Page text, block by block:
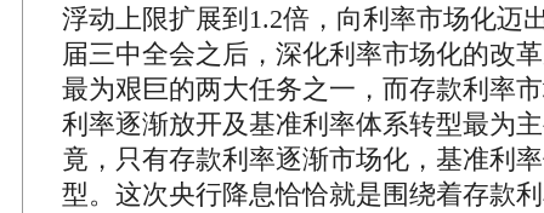
浮动上限扩展到1.2倍，向利率市场化迈
届三中全会之后，深化利率市场化的改
最为艰巨的两大任务之一，而存款利率
利率逐渐放开及基准利率体系转型最为
竟，只有存款利率逐渐市场化，基准利
型。这次央行降息恰恰就是围绕着存款